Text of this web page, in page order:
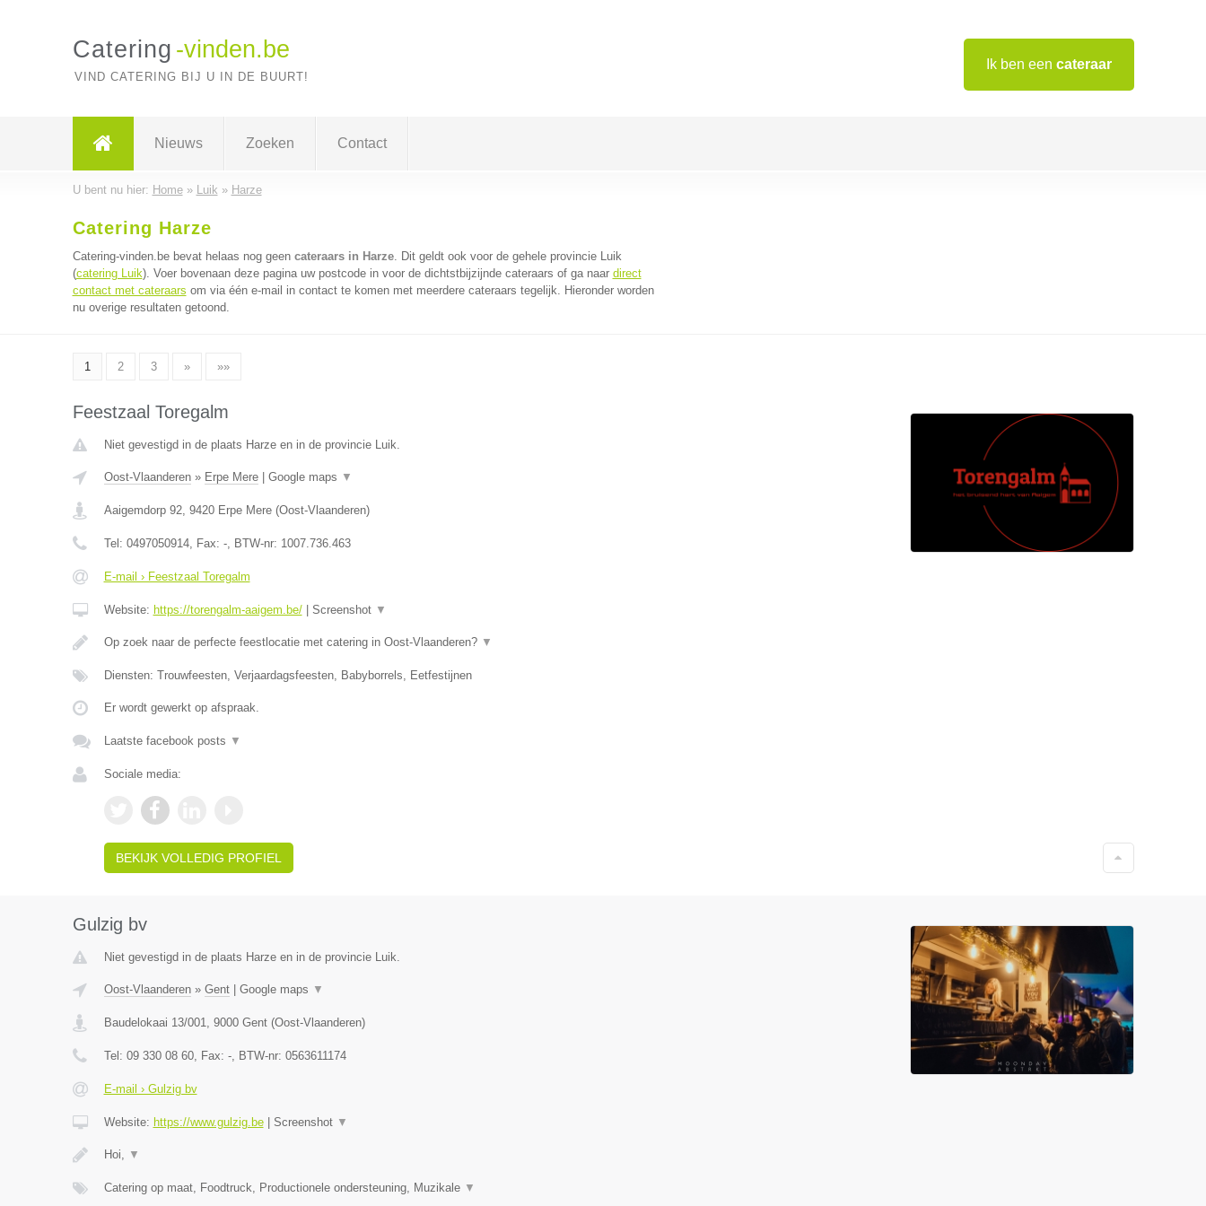
Ik ben een cateraar
Catering -vinden.be
VIND CATERING BIJ U IN DE BUURT!
Nieuws Zoeken Contact
U bent nu hier: Home» Luik » Harze
Catering Harze
Catering-vinden.be bevat helaas nog geen cateraars in Harze. Dit geldt ook voor de gehele provincie Luik
(catering Luik). Voer bovenaan deze pagina uw postcode in voor de dichtstbijzijnde cateraars of ga naar direct
contact met cateraars om via één e-mail in contact te komen met meerdere cateraars tegelijk. Hieronder worden
nu overige resultaten getoond.
1 2 3 » »»
Feestzaal Toregalm
Niet gevestigd in de plaats Harze en in de provincie Luik.
Oost-Vlaanderen» Erpe Mere| Google maps ▼
Aaigemdorp 92, 9420 Erpe Mere(Oost-Vlaanderen)
Tel: 0497050914, Fax: -, BTW-nr: 1007.736.463
E-mail › Feestzaal Toregalm
Website: https://torengalm-aaigem.be/| Screenshot ▼
Op zoek naar de perfecte feestlocatie met catering in Oost-Vlaanderen? ▼
Diensten: Trouwfeesten, Verjaardagsfeesten, Babyborrels, Eetfestijnen
Er wordt gewerkt op afspraak.
Laatste facebook posts ▼
Sociale media:
BEKIJK VOLLEDIG PROFIEL
Gulzig bv
Niet gevestigd in de plaats Harze en in de provincie Luik.
Oost-Vlaanderen» Gent| Google maps ▼
Baudelokaai 13/001, 9000 Gent(Oost-Vlaanderen)
Tel: 09 330 08 60, Fax: -, BTW-nr: 0563611174
E-mail › Gulzig bv
Website: https://www.gulzig.be| Screenshot ▼
Hoi, ▼
Catering op maat, Foodtruck, Productionele ondersteuning, Muzikale ▼